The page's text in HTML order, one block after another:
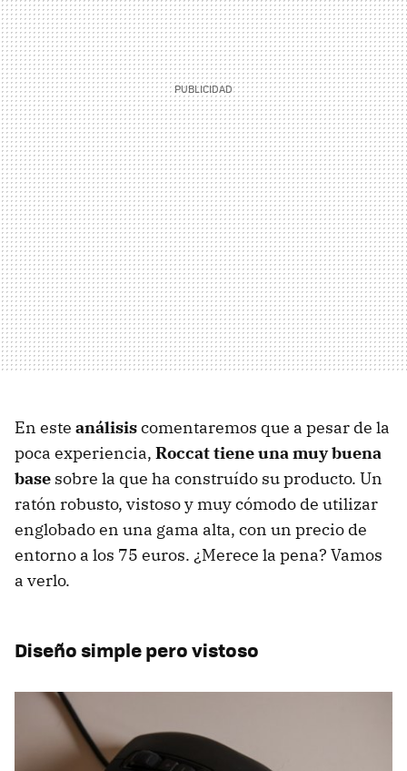
En este análisiscomentaremos que a pesar de la
poca experiencia, Roccat tiene una muy buena
base sobre la que ha construído su producto. Un
ratón robusto, vistoso y muy cómodo de utilizar
englobado en una gama alta, con un precio de
entorno a los 75 euros. ¿Merece la pena? Vamos
a verlo.
Diseño simple pero vistoso